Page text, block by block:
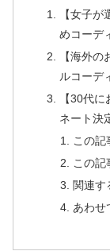
【女子
めコーデ
【海外
ルコーデ
【30代
ネート決
この記
この記
関連す
あわせ